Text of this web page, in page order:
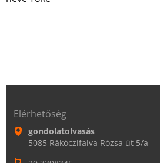
Elérhetőség
gondolatolvasás
5085 Rákóczifalva Rózsa út 5/a